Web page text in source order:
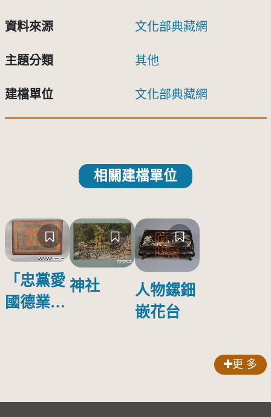
資料來源 文化部典藏網
主題分類 其他
建檔單位 文化部典藏網
相關建檔單位
「忠黨愛
國德業並
神社
人物鏍鈿
嵌花台
更 多